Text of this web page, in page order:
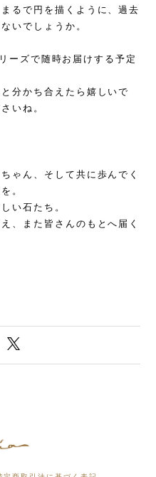
るで円を描くように、過去
いでしょうか。
ーズで随時お届けする予定
分かち合えたら嬉しいで
いね。
ゃん、そして共に歩んでく
。
い石たち。
、また皆さんのもとへ届く